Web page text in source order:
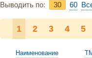
Выводить по: 30 60
1 2 3 4 5
Наименование